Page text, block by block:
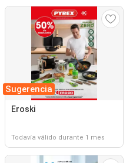
Sugerencia
Eroski
Todavía válido durante 1 mes